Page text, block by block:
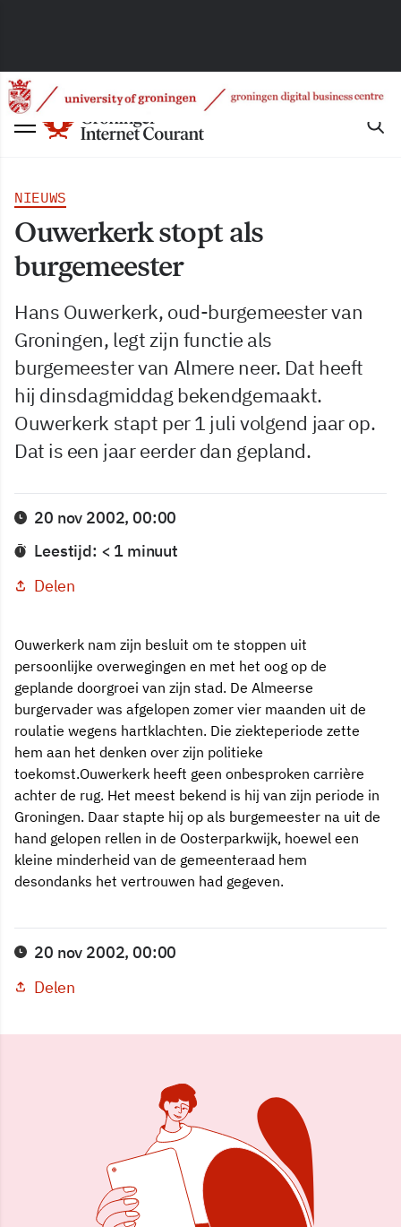
NIEUWS
Ouwerkerk stopt als
burgemeester
Hans Ouwerkerk, oud-burgemeester van
Groningen, legt zijn functie als
burgemeester van Almere neer. Dat heeft
hij dinsdagmiddag bekendgemaakt.
Ouwerkerk stapt per 1 juli volgend jaar op.
Dat is een jaar eerder dan gepland.
20 nov 2002, 00:00
Leestijd: < 1 minuut
Delen
Ouwerkerk nam zijn besluit om te stoppen uit
persoonlijke overwegingen en met het oog op de
geplande doorgroei van zijn stad. De Almeerse
burgervader was afgelopen zomer vier maanden uit de
roulatie wegens hartklachten. Die ziekteperiode zette
hem aan het denken over zijn politieke
toekomst.Ouwerkerk heeft geen onbesproken carrière
achter de rug. Het meest bekend is hij van zijn periode in
Groningen. Daar stapte hij op als burgemeester na uit de
hand gelopen rellen in de Oosterparkwijk, hoewel een
kleine minderheid van de gemeenteraad hem
desondanks het vertrouwen had gegeven.
20 nov 2002, 00:00
Delen